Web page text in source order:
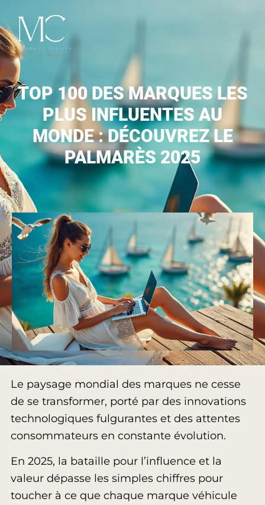
TOP 100 DES MARQUES LES
PLUS INFLUENTES AU
MONDE : DÉCOUVREZ LE
PALMARÈS 2025
Le paysage mondial des marques ne cesse
de se transformer, porté par des innovations
technologiques fulgurantes et des attentes
consommateurs en constante évolution.
En 2025, la bataille pour l’influence et la
valeur dépasse les simples chiffres pour
toucher à ce que chaque marque véhicule